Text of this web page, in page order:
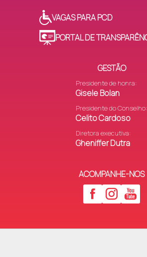
VAGAS PARA PCD
PORTAL DE
GESTÃO
Presidente de honra:
Gisele Bolan
Presidente do Conselho:
Celito Cardoso
Diretora executiva:
Gheniffer Dutra
ACOMPANHE-NOS